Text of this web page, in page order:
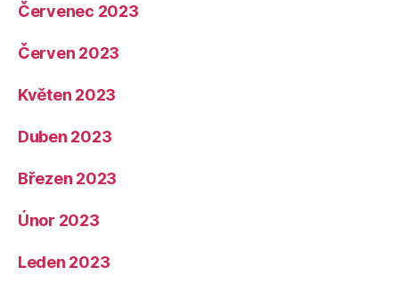
Červenec 2023
Červen 2023
Květen 2023
Duben 2023
Březen 2023
Únor 2023
Leden 2023